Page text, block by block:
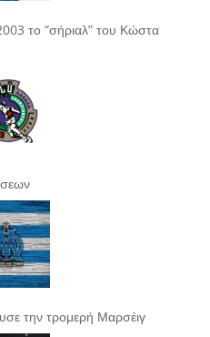
το “σήριαλ” του Κώστα
την τρομερή Μαρσέιγ